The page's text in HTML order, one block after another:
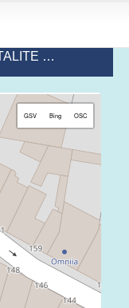
Informations RESIDENCE PARENTALITE TURENNE
GSV Bing OSC